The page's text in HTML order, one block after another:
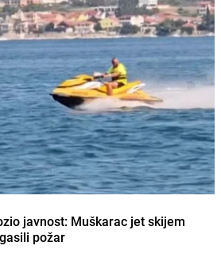
javnost: Muškarac jet skijem
požar